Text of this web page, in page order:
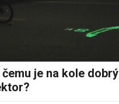
je na kole dobrý